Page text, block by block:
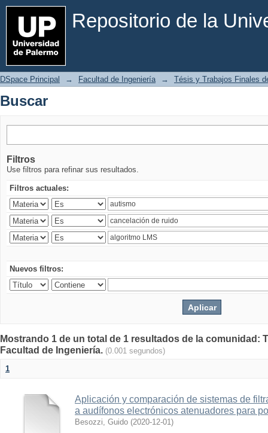
Repositorio de la
Buscar
DSpace Principal → Facultad de Ingeniería → Tésis y Trabajos Finales
Buscar
Filtros
Use filtros para refinar sus resultados.
Filtros actuales:
Nuevos filtros:
Mostrando 1 de un total de 1 resultados de la comunidad:
Facultad de Ingeniería. (0.001 segundos)
1
Aplicación y comparación de sistemas de
a audífonos electrónicos atenuadores para
Besozzi, Guido (2020-12-01)